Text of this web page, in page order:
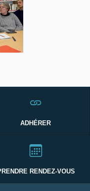
ADHÉRER
RENDEZ-VOUS